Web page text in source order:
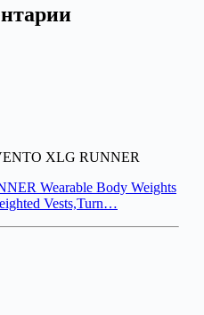
XLG RUNNER
Wearable Body Weights
Vests,Turn…